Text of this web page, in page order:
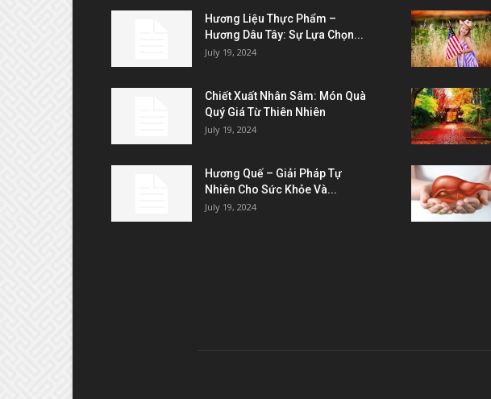
Hương Liệu Thực Phẩm –
Hương Dâu Tây: Sự Lựa Chọn...
July 19, 2024
Chiết Xuất Nhân Sâm: Món Quà
Quý Giá Từ Thiên Nhiên
July 19, 2024
Hương Quế – Giải Pháp Tự
Nhiên Cho Sức Khỏe Và...
July 19, 2024